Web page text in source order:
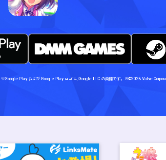
※Google Play および Google Play ロゴは、Google LLC の商標です。 ※©2025 Valve